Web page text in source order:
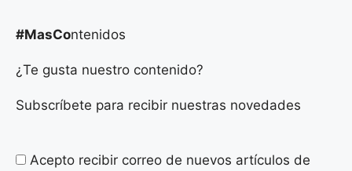
#MasContenidos
¿Te gusta nuestro contenido?
Subscríbete para recibir nuestras novedades
Acepto recibir correo de nuevos artículos de